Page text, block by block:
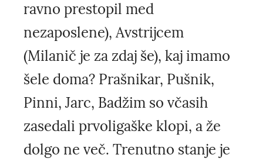
ravno prestopil med
nezaposlene), Avstrijcem
(Milanič je za zdaj še), kaj imamo
šele doma? Prašnikar, Pušnik,
Pinni, Jarc, Badžim so včasih
zasedali prvoligaške klopi, a že
dolgo ne več. Trenutno stanje je